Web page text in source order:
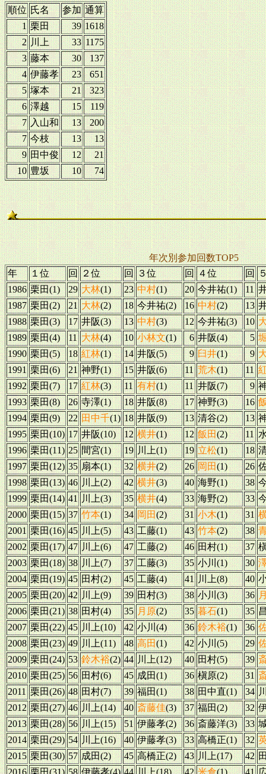
順位 氏名 参加 通算
1 栗田 39 1618
2 川上 33 1175
3 藤本 30
137
4 伊藤孝 23
651
5 塚本 21
323
6 澤越 15
119
7 入山和 13
200
7 今枝 13
13
9 田中俊 12
21
10 豊坂 10 74
年次別参加回数TOP5
年
１位 回 ２位 回 ３位 回 ４位 回
1986 栗田(1) 29 大林(1) 23 中村(1) 20 今井祐(1) 11
1987 栗田(2) 21 大林(2) 18 今井祐(2) 16 中村(2) 13
1988 栗田(3) 17 井阪(3) 13 中村(3) 12 今井祐(3) 10
1989 栗田(4) 11 大林(4) 10 小林文(1) 6 井阪(4) 5
1990 栗田(5) 18 紅林(1) 14 井阪(5) 9 臼井(1) 9
1991 栗田(6) 21 神野(1) 15 井阪(6) 11 荒木(1) 11
1992 栗田(7) 17 紅林(3) 11 有村(1) 11 井阪(7) 9
1993 栗田(8) 26 寺澤(1) 18 井阪(8) 17 神野(3) 16
1994 栗田(9) 22 田中千(1) 18 井阪(9) 13 清谷(2) 13
1995 栗田(10) 17 井阪(10) 12 横井(1) 12 飯田(2) 11
1996 栗田(11) 25 間宮(1) 19 川上(1) 19 立松(1) 18
1997 栗田(12) 35 扇本(1) 32 横井(2) 26 岡田(1) 26
1998 栗田(13) 46 川上(2) 42 横井(3) 40 海野(1) 38
1999 栗田(14) 41 川上(3) 35 横井(4) 33 海野(2) 33
2000 栗田(15) 37 竹本(1) 34 岡田(2) 31 小木(1) 31
2001 栗田(16) 45 川上(5) 43 工藤(1) 43 竹本(2) 38
2002 栗田(17) 47 川上(6) 47 工藤(2) 46 田村(1) 37
2003 栗田(18) 38 川上(7) 37 工藤(3) 35 小川(1) 30
2004 栗田(19) 45 田村(2) 45 工藤(4) 41 川上(8) 40
2005 栗田(20) 42 川上(9) 39 田村(3) 38 小川(3) 36
2006 栗田(21) 38 田村(4) 35 月原(2) 35 暮石(1) 35
2007 栗田(22) 45 川上(10) 42 小川(4) 36 鈴木裕(1) 36
2008 栗田(23) 49 川上(11) 48 高田(1) 42 小川(5) 29
2009 栗田(24) 53 鈴木裕(2) 44 川上(12) 40 田村(5) 39
2010 栗田(25) 56 田村(6) 45 成田(1) 36 槇原(2) 31
2011 栗田(26) 48 田村(7) 39 福田(1) 38 田中直(1) 34
2012 栗田(27) 46 川上(14) 40 斎藤佳(3) 37 福田(2) 32
2013 栗田(28) 56 川上(15) 51 伊藤孝(2) 36 斎藤洋(3) 33
2014 栗田(29) 54 川上(16) 40 伊藤孝(3) 33 高橋正(1) 32
2015 栗田(30) 57 成田(2) 45 高橋正(2) 43 川上(17) 42
2016 栗田(31) 58 伊藤孝(4) 44 川上(18) 42 米倉(1) 41